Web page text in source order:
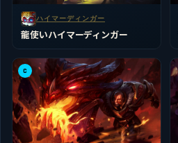
ハイマーディンガー
龍使いハイマーディンガー
C